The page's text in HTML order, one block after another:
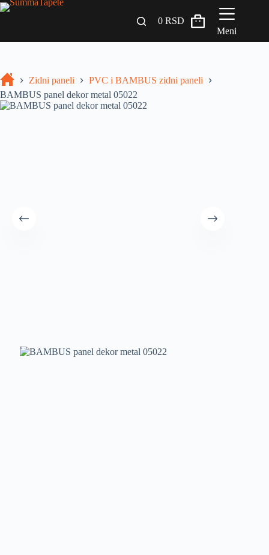
Drveni Pregradni Zidovi i Police
3D Samolepljive tapete
0RSD
Meni
Zidni paneli
PVC i BAMBUS zidni paneli
BAMBUS panel dekor metal 05022